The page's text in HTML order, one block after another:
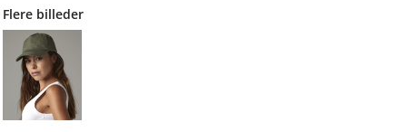
Flere billeder